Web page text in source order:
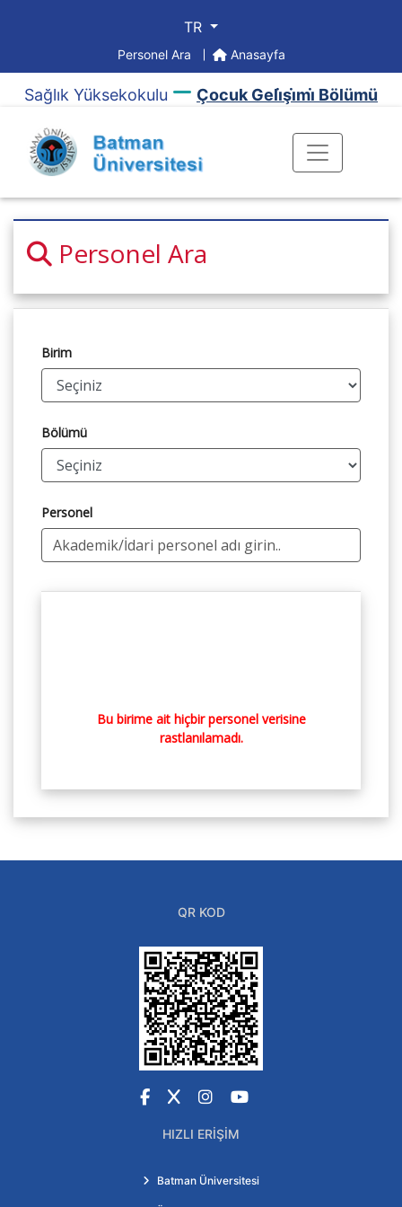
TR
Personel Ara Anasayfa
Sağlık Yüksekokulu Çocuk Geli̇şi̇mi̇ Bölümü
Personel Ara
Birim
Bölümü
Personel
Bu birime ait hiçbir personel verisine
rastlanılamadı.
QR KOD
Facebook
X Instagram
YouTube
HIZLI ERIŞIM
Batman Üniversitesi